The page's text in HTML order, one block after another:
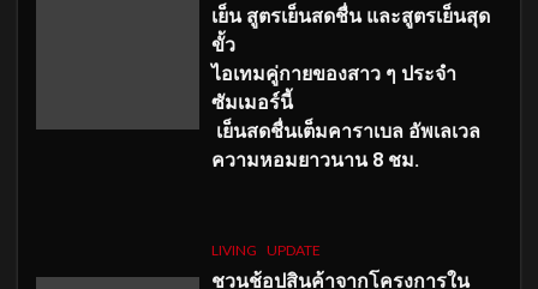
เย็น สูตรเย็นสดชื่น และสูตรเย็นสุด
ขั้ว
ไอเทมคู่กายของสาว ๆ ประจำ
ซัมเมอร์นี้
เย็นสดชื่นเต็มคาราเบล อัพเลเวล
ความหอมยาวนาน 8 ชม.
LIVING UPDATE
ชวนช้อปสินค้าจากโครงการใน